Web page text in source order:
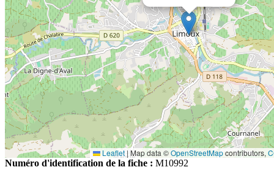
Leaflet | Map data ©OpenStreetMapcontributors,
Numéro d'identification de la fiche : M10992